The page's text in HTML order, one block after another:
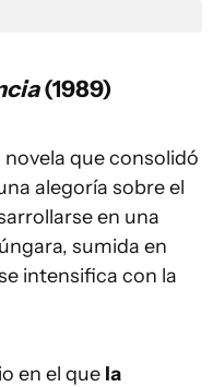
(1989)
que consolidó
alegoría sobre el
en una
sumida en
intensifica con la
en el que la